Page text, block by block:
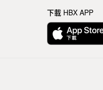
下載 HBX APP